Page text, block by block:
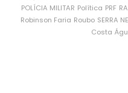
POLÍCIA MILITAR Política PRF
Robinson Faria Roubo SERRA
Costa